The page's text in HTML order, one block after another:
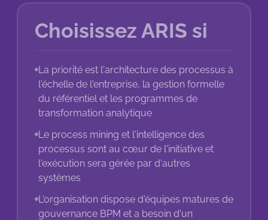
Choisissez ARIS si
La priorité est l'architecture des processus à
l'échelle de l'entreprise, la gestion formelle
du référentiel et les programmes de
transformation analytique
Le process mining et l'intelligence des
processus sont au cœur de l'initiative et
l'exécution sera gérée par d'autres
systèmes
L'organisation dispose d'équipes matures de
gouvernance BPM et a besoin d'un